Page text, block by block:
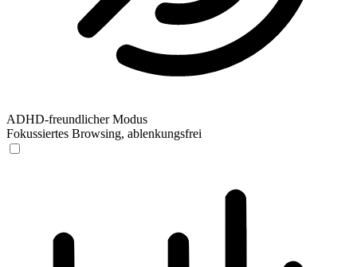
ADHD-freundlicher Modus
Fokussiertes Browsing, ablenkungsfrei